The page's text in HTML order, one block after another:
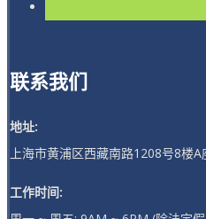
联系我们
地址:
上海市黄浦区西藏南路1208号8楼A
工作时间: